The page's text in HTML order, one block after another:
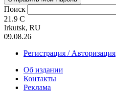
Поиск
21.9 C
Irkutsk, RU
09.08.26
Регистрация / Авторизация
Об издании
Контакты
Реклама